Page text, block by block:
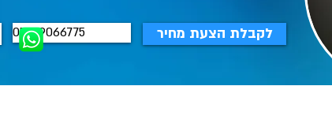
052-9066775 לקבלת הצעת מחיר